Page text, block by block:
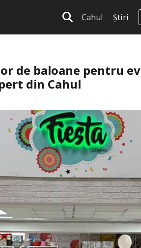
Cahul Știri
de baloane pentru
din Cahul